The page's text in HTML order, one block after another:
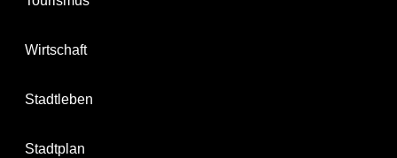
Wirtschaft
Stadtleben
Stadtplan